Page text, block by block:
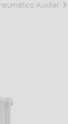
Auxiliar